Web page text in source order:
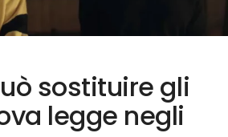
sostituire gli
legge negli